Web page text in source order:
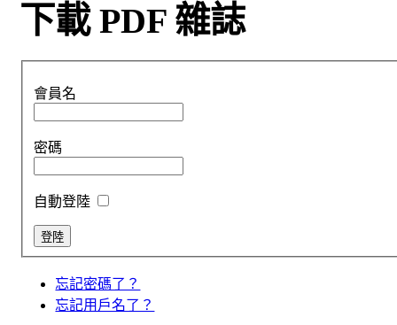
下載 PDF 雜誌
會員名
密碼
自動登陸
忘記密碼了？
忘記用戶名了？